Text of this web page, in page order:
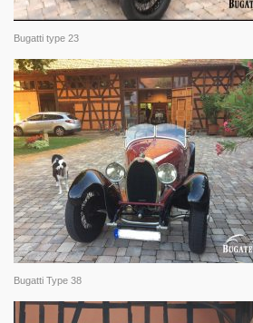
Bugatti type 23
Bugatti Type 38